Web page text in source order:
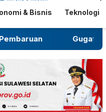
& Bisnis Teknologi
Gugatan